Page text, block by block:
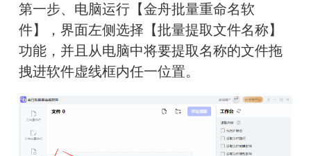
第一步、电脑运行【金舟批量重命名软
件】，界面左侧选择【批量提取文件名称】
功能，并且从电脑中将要提取名称的文件拖
拽进软件虚线框内任一位置。